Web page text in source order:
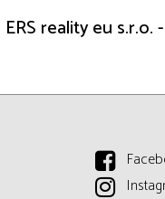
ERS reality eu